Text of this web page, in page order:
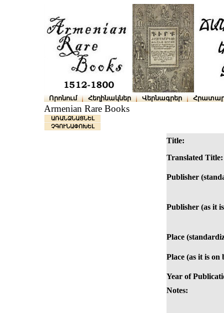
Որոնում Հեղինակներ Վերնագրեր
Armenian Rare Books
ԱՌԱՆՁՆԱՑՆԵԼ
ՉԳՈՒՆԱՓՈԽԵԼ
Title:
Translated Title:
Publisher
Publisher (as it
Place
Place (as it is on
Year of
Notes: